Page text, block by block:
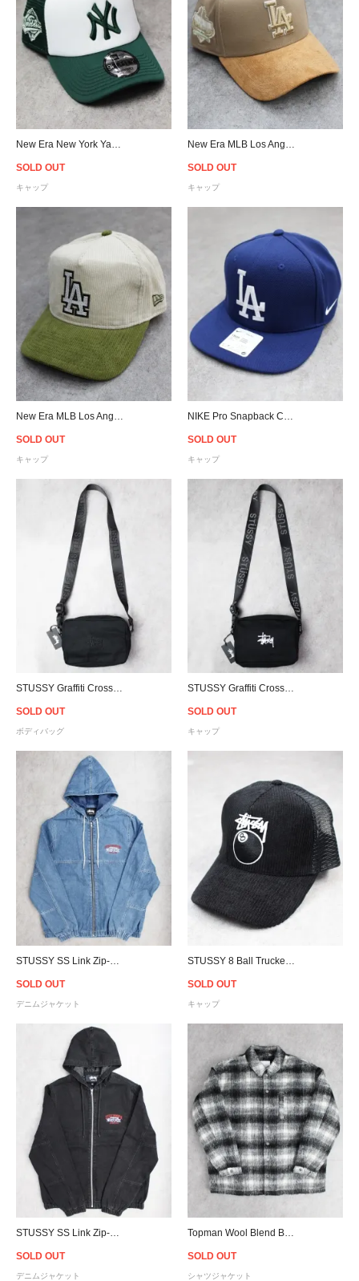
SOLD OUT
キャップ
SOLD OUT
キャップ
SOLD OUT
キャップ
SOLD OUT
キャップ
SOLD OUT
ボディバッグ
SOLD OUT
キャップ
SOLD OUT
デニムジャケット
SOLD OUT
キャップ
SOLD OUT
デニムジャケット
SOLD OUT
シャツジャケット